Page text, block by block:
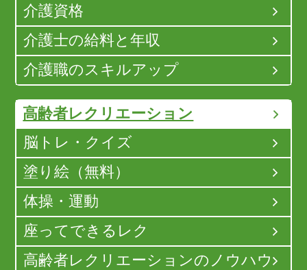
介護資格
介護士の給料と年収
介護職のスキルアップ
高齢者レクリエーション
脳トレ・クイズ
塗り絵（無料）
体操・運動
座ってできるレク
高齢者レクリエーションのノウハウ